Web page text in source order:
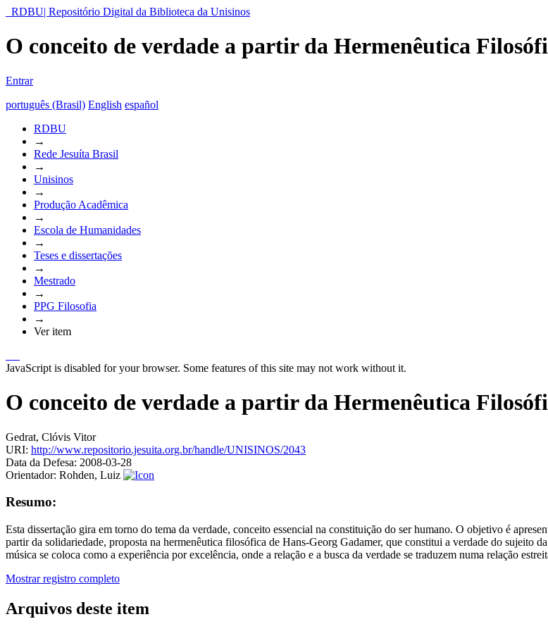
RDBU| Repositório Digital da Biblioteca da Unisinos
O conceito de verdade a partir da Hermenêutica
Entrar
português (Brasil) English español
RDBU
→
Rede Jesuíta Brasil
→
Unisinos
→
Produção Acadêmica
→
Escola de Humanidades
→
Teses e dissertações
→
Mestrado
→
PPG Filosofia
→
Ver item
JavaScript is disabled for your browser. Some features of this site may not work without it.
O conceito de verdade a partir da Hermenêutica
Gedrat, Clóvis Vitor
URI: http://www.repositorio.jesuita.org.br/handle/UNISINOS/2043
Data da Defesa: 2008-03-28
Orientador: Rohden, Luiz
Resumo:
Esta dissertação gira em torno do tema da verdade, conceito essencial na constituição do ser humano. O objetivo é
partir da solidariedade, proposta na hermenêutica filosófica de Hans-Georg Gadamer, que constitui a verdade do sujeito
música se coloca como a experiência por excelência, onde a relação e a busca da verdade se traduzem numa relação
Mostrar registro completo
Arquivos deste item